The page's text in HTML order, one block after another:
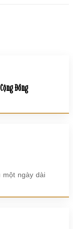
Đồng
một ngày dài